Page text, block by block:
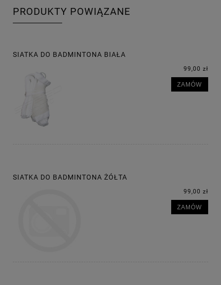
PRODUKTY POWIĄZANE
SIATKA DO BADMINTONA BIAŁA
99,00 zł
ZAMÓW
SIATKA DO BADMINTONA ŻÓŁTA
99,00 zł
ZAMÓW